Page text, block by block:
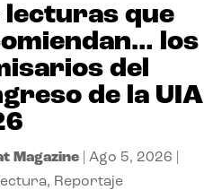
lecturas que
los
del
de la UIA
Magazine |Ago 5, 2026
, Reportaje